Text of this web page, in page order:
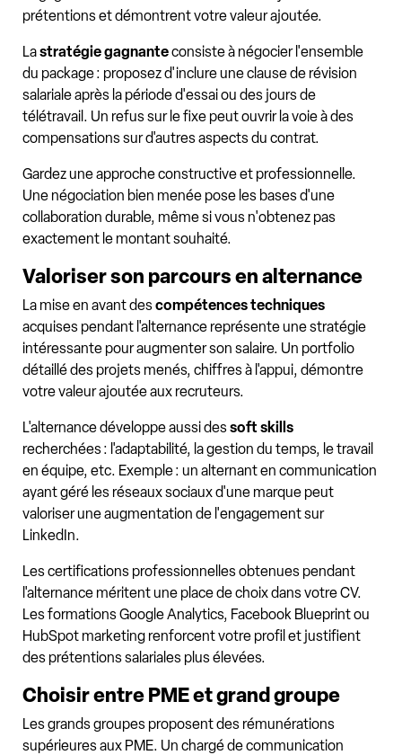
prétentions et démontrent votre valeur ajoutée.
Lastratégie gagnanteconsiste à négocier l'ensemble
du package : proposez d'inclure une clause de révision
salariale après la période d'essai ou des jours de
télétravail. Un refus sur le fixe peut ouvrir la voie à des
compensations sur d'autres aspects du contrat.
Gardez une approche constructive et professionnelle.
Une négociation bien menée pose les bases d'une
collaboration durable, même si vous n'obtenez pas
exactement le montant souhaité.
Valoriser son parcours en alternance
La mise en avant descompétences techniques
acquises pendant l'alternance représente une stratégie
intéressante pour augmenter son salaire. Un portfolio
détaillé des projets menés, chiffres à l'appui, démontre
votre valeur ajoutée aux recruteurs.
L'alternance développe aussi dessoft skills
recherchées : l'adaptabilité, la gestion du temps, le travail
en équipe, etc. Exemple : un alternant en communication
ayant géré les réseaux sociaux d'une marque peut
valoriser une augmentation de l'engagement sur
LinkedIn.
Les certifications professionnelles obtenues pendant
l'alternance méritent une place de choix dans votre CV.
Les formations Google Analytics, Facebook Blueprint ou
HubSpot marketing renforcent votre profil et justifient
des prétentions salariales plus élevées.
Choisir entre PME et grand groupe
Les grands groupes proposent des rémunérations
supérieures aux PME. Un chargé de communication